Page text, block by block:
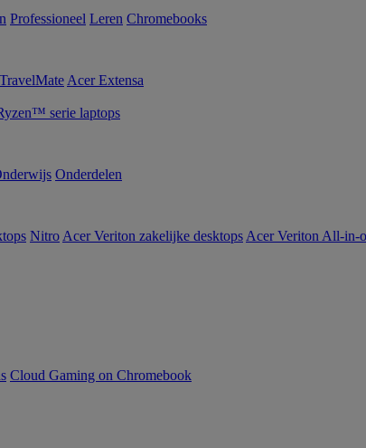
Professioneel Leren Chromebooks
Acer Extensa
serie laptops
Onderdelen
Nitro Acer Veriton zakelijke desktops Acer Veriton All-in-
Cloud Gaming on Chromebook